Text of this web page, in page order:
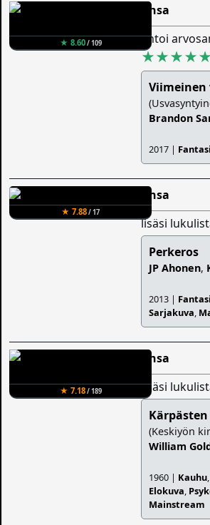
★ 8.60/ 109
Ansa
antoi
Brandon
2017 |
★ 7.88/ 17
Ansa
lisäsi
Perkeros
JP Ahonen,
2013 |
Sarjakuva,
★ 7.18/ 189
Ansa
lisäsi
(Keskiyön
William
1960 | Kauhu,
Elokuva,
Mainstream